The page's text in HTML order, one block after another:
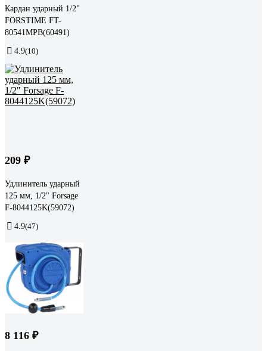
Кардан ударный 1/2"
FORSTIME FT-
80541MPB(60491)
4.9(10)
209 ₽
Удлинитель ударный
125 мм, 1/2" Forsage
F-8044125K(59072)
4.9(47)
8 116 ₽